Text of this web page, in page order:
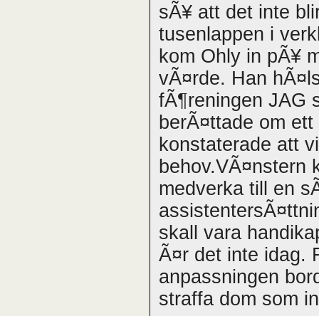
sÃ¥ att det inte
tusenlappen i
kom Ohly in pÃ¥
vÃ¤rde. Han
fÃ¶reningen JAG
berÃ¤ttade om
konstaterade att
behov.VÃ¤nstern
medverka till en
skall vara
Ã¤r det inte idag.
anpassningen
straffa dom som